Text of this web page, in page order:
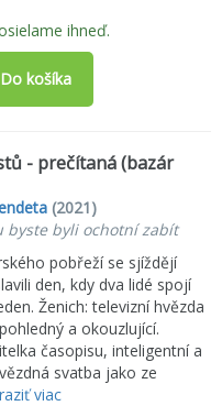
ihneď.
Do košíka
- prečítaná (bazár
(2021)
byste byli ochotní zabít
pobřeží se sjíždějí
den, kdy dva lidé spojí
Ženich: televizní hvězda
a okouzlující.
časopisu, inteligentní a
svatba jako ze
viac